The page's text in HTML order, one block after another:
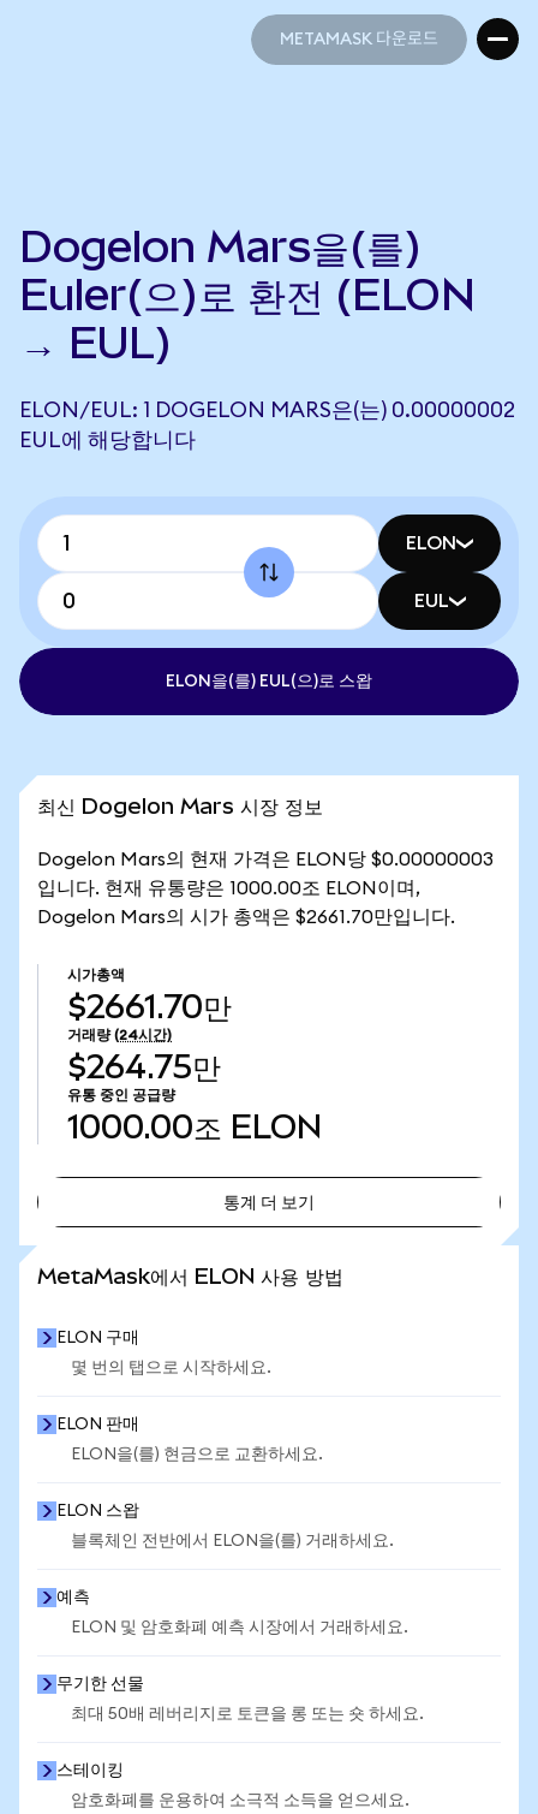
METAMASK 다운로드
Dogelon Mars을(를)
Euler(으)로 환전 (ELON
→ EUL)
ELON/EUL: 1 DOGELON MARS은(는) 0.00000002
EUL에 해당합니다
ELON
EUL
ELON을(를) EUL(으)로 스왑
최신 Dogelon Mars 시장 정보
Dogelon Mars의 현재 가격은 ELON당 $0.00000003
입니다. 현재 유통량은 1000.00조 ELON이며,
Dogelon Mars의 시가 총액은 $2661.70만입니다.
시가총액
$2661.70만
거래량 (24시간)
$264.75만
유통 중인 공급량
1000.00조 ELON
통계 더 보기
MetaMask에서 ELON 사용 방법
ELON 구매
몇 번의 탭으로 시작하세요.
ELON 판매
ELON을(를) 현금으로 교환하세요.
ELON 스왑
블록체인 전반에서 ELON을(를) 거래하세요.
예측
ELON 및 암호화폐 예측 시장에서 거래하세요.
무기한 선물
최대 50배 레버리지로 토큰을 롱 또는 숏 하세요.
스테이킹
암호화폐를 운용하여 소극적 소득을 얻으세요.